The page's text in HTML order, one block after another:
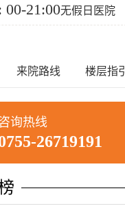
00-21:00无假日医院
来院路线 楼层指引
询热线
26719191